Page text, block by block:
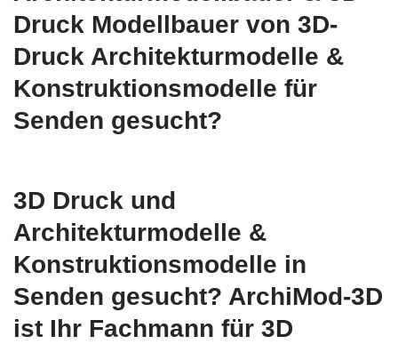
Druck Modellbauer von 3D-
Druck Architekturmodelle &
Konstruktionsmodelle für
Senden gesucht?
3D Druck und
Architekturmodelle &
Konstruktionsmodelle in
Senden gesucht? ArchiMod-3D
ist Ihr Fachmann für 3D